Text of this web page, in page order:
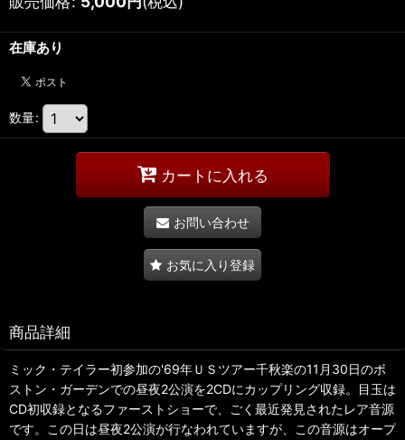
在庫あり
数量:
カートに入れる
お問い合わせ
お気に入り登録
商品詳細
ミック・テイラー初参加の'69年ＵＳツアー千秋楽の11月30日のボ
ストン・ガーデンでの昼夜2公演を2CDにカップリング収録。目玉は
CD初収録となるファーストショーで、ごく最近発見されたレア音源
です。この日は昼夜2公演が行なわれていますが、この音源はオープ